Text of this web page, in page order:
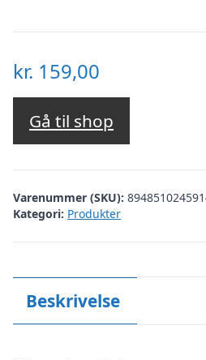
kr. 159,00
Gå til shop
Varenummer (SKU):
Kategori: Produkter
Beskrivelse